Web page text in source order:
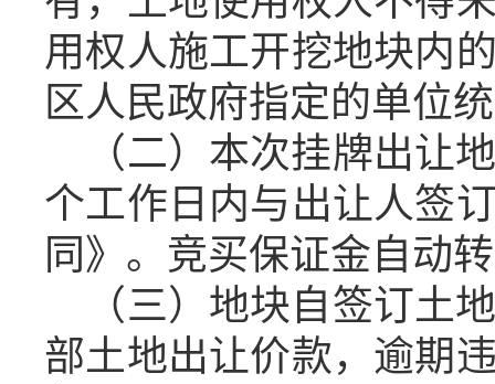
用权人施工开挖地块内
区人民政府指定的单位
（二）本次挂牌出让
个工作 日内与出让人签
同》 。 竞买保证金自动
（三）地块自签订土
部土地出让价款， 逾期